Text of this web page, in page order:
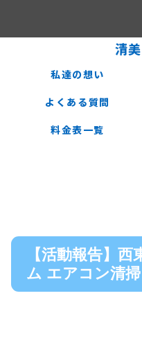
清
私達の想い
よくある質問
料金表一覧
【活動報告】
ム エアコン清掃